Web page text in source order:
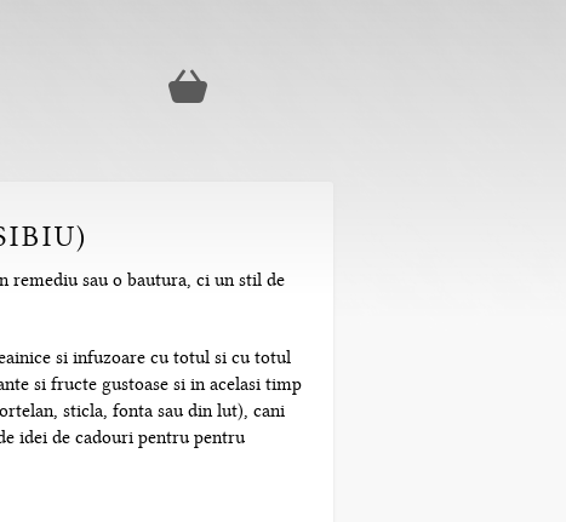
remediu sau o bautura, ci un stil de
si infuzoare cu totul si cu totul
si fructe gustoase si in acelasi timp
sticla, fonta sau din lut), cani
idei de cadouri pentru pentru